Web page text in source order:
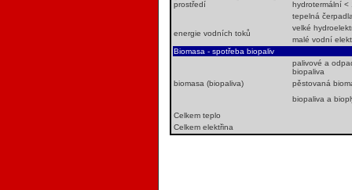
prostředí
hydrotermální <
tepelná
energie vodních toků
velké
malé vodní
Biomasa - spotřeba biopaliv
biomasa (biopaliva)
palivové a
biopaliva
pěstovaná
biopaliva a
Celkem teplo
Celkem elektřina